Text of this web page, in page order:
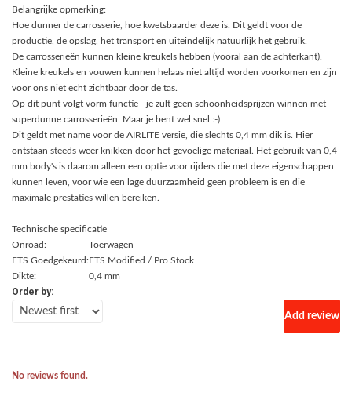
Belangrijke opmerking:
Hoe dunner de carrosserie, hoe kwetsbaarder deze is. Dit geldt voor de
productie, de opslag, het transport en uiteindelijk natuurlijk het gebruik.
De carrosserieën kunnen kleine kreukels hebben (vooral aan de achterkant).
Kleine kreukels en vouwen kunnen helaas niet altijd worden voorkomen en zijn
voor ons niet echt zichtbaar door de tas.
Op dit punt volgt vorm functie - je zult geen schoonheidsprijzen winnen met
superdunne carrosserieën. Maar je bent wel snel :-)
Dit geldt met name voor de AIRLITE versie, die slechts 0,4 mm dik is. Hier
ontstaan steeds weer knikken door het gevoelige materiaal. Het gebruik van 0,4
mm body's is daarom alleen een optie voor rijders die met deze eigenschappen
kunnen leven, voor wie een lage duurzaamheid geen probleem is en die
maximale prestaties willen bereiken.
Technische specificatie
Onroad:
Toerwagen
ETS Goedgekeurd:ETS Modified / Pro Stock
Dikte:
0,4 mm
Order by:
Add review
No reviews found.